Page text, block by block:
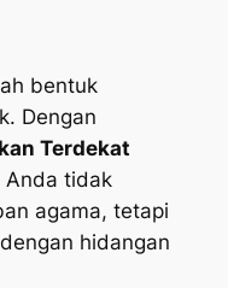
bentuk
Dengan
Terdekat
Anda tidak
agama, tetapi
hidangan